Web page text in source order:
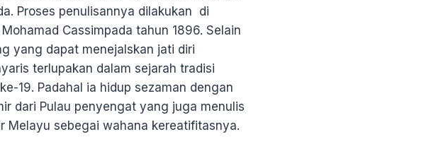
Proses penulisannya dilakukan di
Cassimpada tahun 1896. Selain
yang dapat menejalskan jati diri
terlupakan dalam sejarah tradisi
19. Padahal ia hidup sezaman dengan
dari Pulau penyengat yang juga menulis
Melayu sebegai wahana kereatifitasnya.